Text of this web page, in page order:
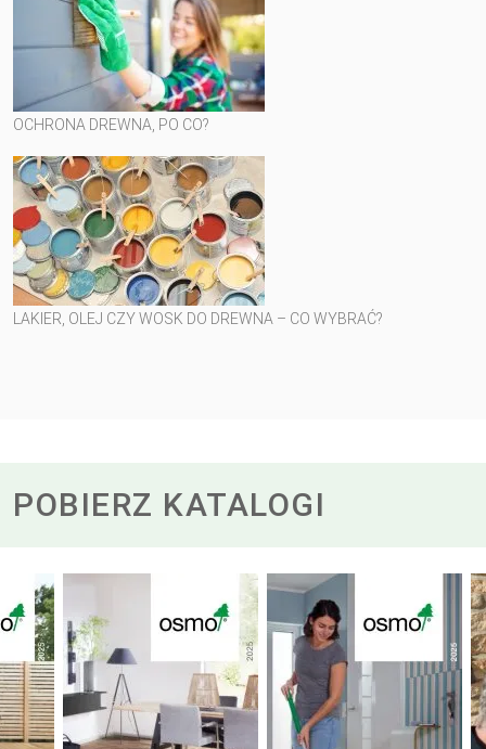
OCHRONA DREWNA, PO CO?
LAKIER, OLEJ CZY WOSK DO DREWNA – CO WYBRAĆ?
POBIERZ KATALOGI